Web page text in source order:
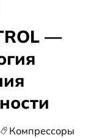
—
Компрессоры